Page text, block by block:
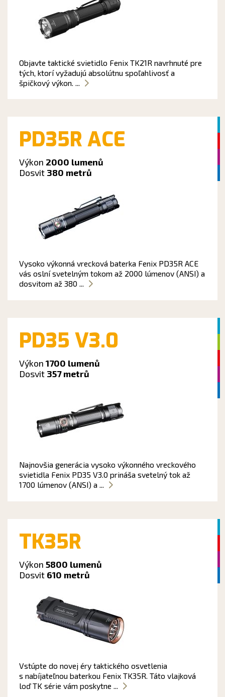
Objavte taktické svietidlo Fenix TK21R navrhnuté pre
tých, ktorí vyžadujú absolútnu spoľahlivosť a
špičkový výkon. ...
PD35R ACE
Výkon 2000 lumenů
Dosvit 380 metrů
Vysoko výkonná vrecková baterka Fenix PD35R ACE
vás oslní svetelným tokom až 2000 lúmenov (ANSI) a
dosvitom až 380 ...
PD35 V3.0
Výkon 1700 lumenů
Dosvit 357 metrů
Najnovšia generácia vysoko výkonného vreckového
svietidla Fenix PD35 V3.0 prináša svetelný tok až
1700 lúmenov (ANSI) a ...
TK35R
Výkon 5800 lumenů
Dosvit 610 metrů
Vstúpte do novej éry taktického osvetlenia
s nabíjateľnou baterkou Fenix TK35R. Táto vlajková
loď TK série vám poskytne ...